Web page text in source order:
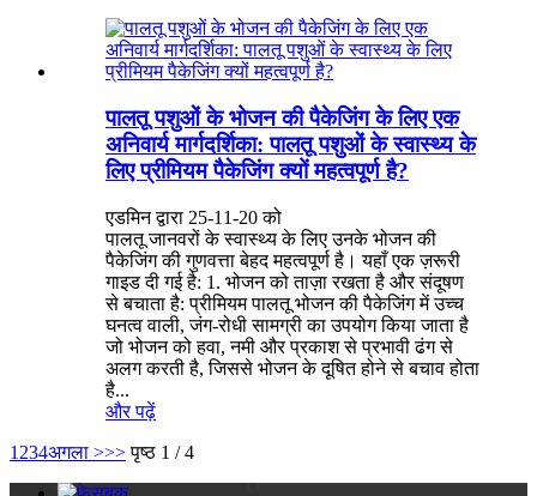
पालतू पशुओं के भोजन की पैकेजिंग के लिए एक
अनिवार्य मार्गदर्शिका: पालतू पशुओं के स्वास्थ्य के
लिए प्रीमियम पैकेजिंग क्यों महत्वपूर्ण है?
एडमिन द्वारा 25-11-20 को
पालतू जानवरों के स्वास्थ्य के लिए उनके भोजन की
पैकेजिंग की गुणवत्ता बेहद महत्वपूर्ण है। यहाँ एक ज़रूरी
गाइड दी गई है: 1. भोजन को ताज़ा रखता है और संदूषण
से बचाता है: प्रीमियम पालतू भोजन की पैकेजिंग में उच्च
घनत्व वाली, जंग-रोधी सामग्री का उपयोग किया जाता है
जो भोजन को हवा, नमी और प्रकाश से प्रभावी ढंग से
अलग करती है, जिससे भोजन के दूषित होने से बचाव होता
है...
और पढ़ें
1 234अगला >>> पृष्ठ 1 / 4